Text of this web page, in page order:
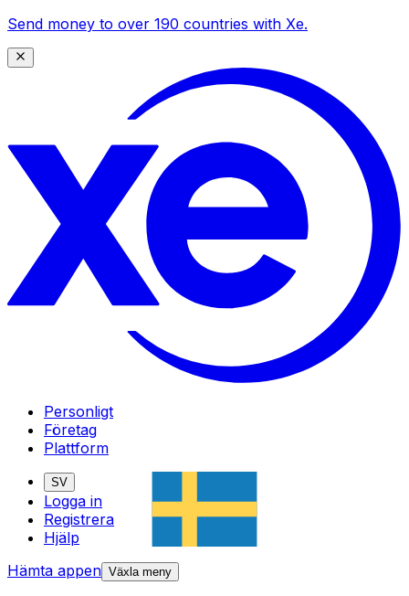
Send money to over 190 countries with Xe.
Personligt
Företag
Plattform
SV
Logga in
Registrera
Hjälp
Hämta appen Växla meny